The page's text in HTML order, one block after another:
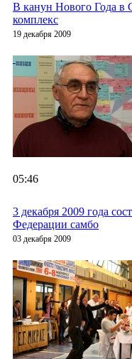
В канун Нового Года в
комплекс
19 декабря 2009
05:46
3 декабря 2009 года
Федерации самбо
03 декабря 2009